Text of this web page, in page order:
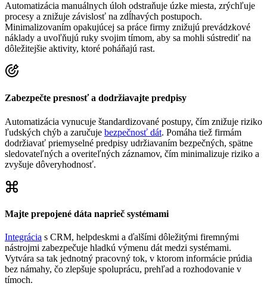
Automatizácia manuálnych úloh odstraňuje úzke miesta, zrýchľuje
procesy a znižuje závislosť na zdĺhavých postupoch.
Minimalizovaním opakujúcej sa práce firmy znižujú prevádzkové
náklady a uvoľňujú ruky svojim tímom, aby sa mohli sústrediť na
dôležitejšie aktivity, ktoré poháňajú rast.
Zabezpečte presnosť a dodržiavajte predpisy
Automatizácia vynucuje štandardizované postupy, čím znižuje riziko
ľudských chýb a zaručuje bezpečnosť dát. Pomáha tiež firmám
dodržiavať priemyselné predpisy udržiavaním bezpečných, spätne
sledovateľných a overiteľných záznamov, čím minimalizuje riziko a
zvyšuje dôveryhodnosť.
Majte prepojené dáta naprieč systémami
Integrácia s CRM, helpdeskmi a ďalšími dôležitými firemnými
nástrojmi zabezpečuje hladkú výmenu dát medzi systémami.
Vytvára sa tak jednotný pracovný tok, v ktorom informácie prúdia
bez námahy, čo zlepšuje spoluprácu, prehľad a rozhodovanie v
tímoch.